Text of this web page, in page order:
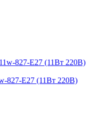
827-E27 (11Вт 220В)